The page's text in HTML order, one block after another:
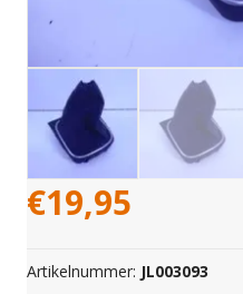
€19,95
Artikelnummer: JL003093